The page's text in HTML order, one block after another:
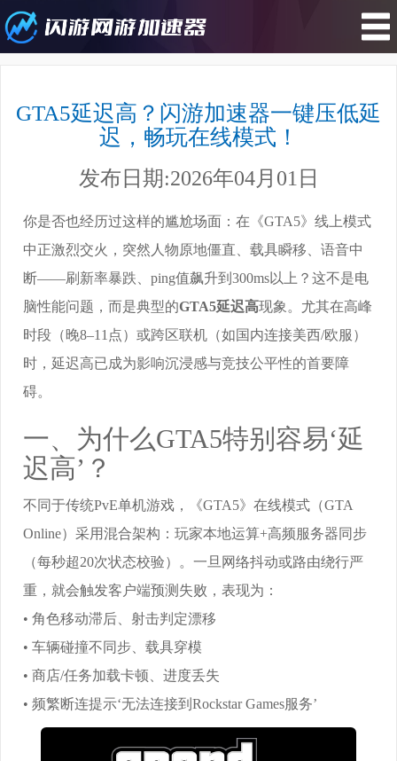
高？闪游加速器一键压低延迟，畅玩
GTA5延迟高？闪游加速器一键压低延
迟，畅玩在线模式！
发布日期:2026年04月01日
你是否也经历过这样的尴尬场面：在《GTA5》线上模式
中正激烈交火，突然人物原地僵直、载具瞬移、语音中
断——刷新率暴跌、ping值飙升到300ms以上？这不是电
脑性能问题，而是典型的GTA5延迟高现象。尤其在高峰
时段（晚8–11点）或跨区联机（如国内连接美西/欧服）
时，延迟高已成为影响沉浸感与竞技公平性的首要障
碍。
一、为什么GTA5特别容易‘延
迟高’？
不同于传统PvE单机游戏，《GTA5》在线模式（GTA
Online）采用混合架构：玩家本地运算+高频服务器同步
（每秒超20次状态校验）。一旦网络抖动或路由绕行严
重，就会触发客户端预测失败，表现为：
• 角色移动滞后、射击判定漂移
• 车辆碰撞不同步、载具穿模
• 商店/任务加载卡顿、进度丢失
• 频繁断连提示‘无法连接到Rockstar Games服务’